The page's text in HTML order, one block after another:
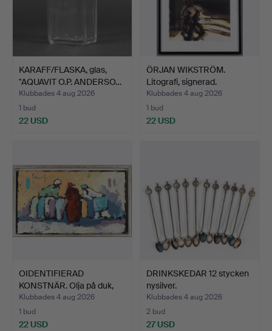
KARAFF/FLASKA, glas,
"AQUAVIT O.P. ANDERSO…
Klubbades 4 aug 2026
1 bud
22 USD
ÖRJAN WIKSTRÖM.
Litografi, signerad.
Klubbades 4 aug 2026
1 bud
22 USD
OIDENTIFIERAD
KONSTNÄR. Olja på duk,
signe…
Klubbades 4 aug 2026
1 bud
22 USD
DRINKSKEDAR 12 stycken
nysilver.
Klubbades 4 aug 2026
2 bud
27 USD